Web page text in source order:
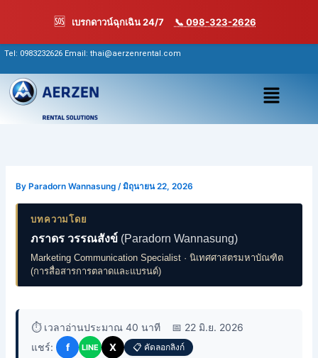
🆘 เบรกดาวน์ฉุกเฉิน 24/7 📞 098-323-2626
content
Tel: 0983232626 Email: thai@aerzenrental.com
เมนู
By Paradorn Wannasung/มิถุนายน 22, 2026
บทความโดย
ภราดร วรรณสังข์ (Paradorn Wannasung)
Marketing Communication Specialist · นิเทศศาสตรมหาบัณฑิต
(การสื่อสารการตลาดและแบรนด์)
⏱️ เวลาอ่านประมาณ 40 นาที
📅 22 มิ.ย. 2026
แชร์:
f LINE X 📋 คัดลอกลิงก์